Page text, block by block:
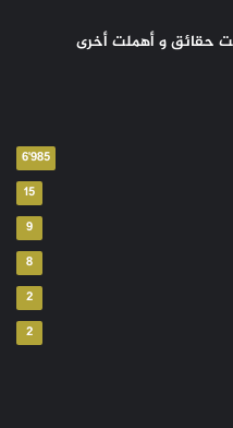
حقائق و أهملت أخرى
6٬985
15
9
8
2
2